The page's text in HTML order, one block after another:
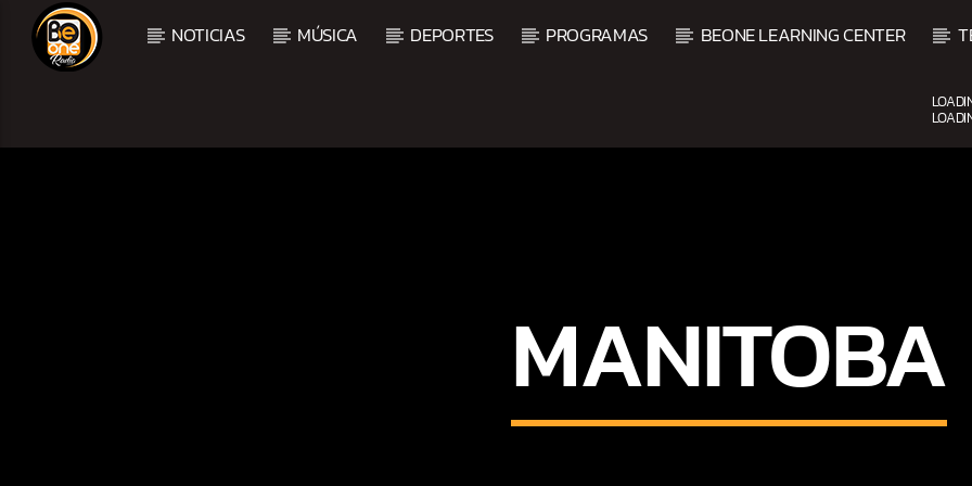
NOTICIAS MÚSICA DEPORTES PROGRAMAS BEONE LEARNING CENTER
2:00 PM 5:00 PM
MANITOBA